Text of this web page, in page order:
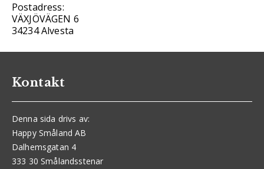
Postadress:
VÄXJÖVÄGEN 6
34234 Alvesta
Kontakt
Denna sida drivs av:
Happy Småland AB
Dalhemsgatan 4
333 30 Smålandsstenar